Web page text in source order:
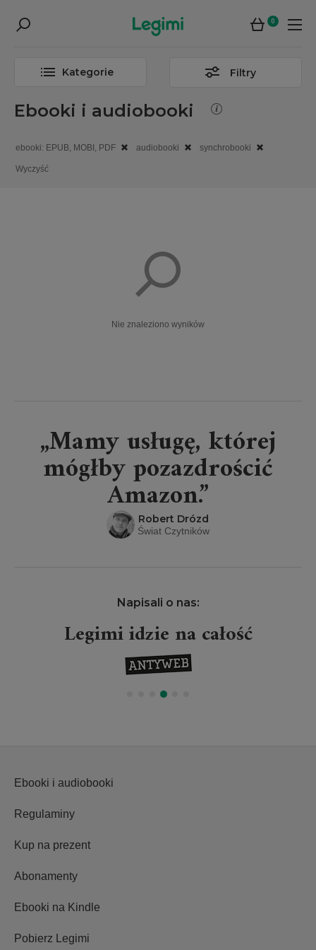
0
Kategorie Filtry
Ebooki i audiobooki
ebooki: EPUB, MOBI, PDF audiobooki synchrobooki
Wyczyść
Nie znaleziono wyników
„Mamy usługę, której
mógłby pozazdrościć
Amazon.”
Robert Drózd
Świat Czytników
Napisali o nas:
Legimi idzie na całość
Ebooki i audiobooki
Regulaminy
Kup na prezent
Abonamenty
Ebooki na Kindle
Pobierz Legimi